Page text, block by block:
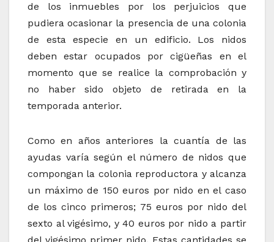
de los inmuebles por los perjuicios que
pudiera ocasionar la presencia de una colonia
de esta especie en un edificio. Los nidos
deben estar ocupados por cigüeñas en el
momento que se realice la comprobación y
no haber sido objeto de retirada en la
temporada anterior.
Como en años anteriores la cuantía de las
ayudas varía según el número de nidos que
compongan la colonia reproductora y alcanza
un máximo de 150 euros por nido en el caso
de los cinco primeros; 75 euros por nido del
sexto al vigésimo, y 40 euros por nido a partir